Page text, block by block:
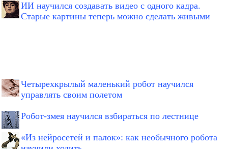
ИИ научился создавать видео с одного кадра.
Старые картины теперь можно сделать живыми
Четырехкрылый маленький робот научился
управлять своим полетом
Робот-змея научился взбираться по лестнице
«Из нейросетей и палок»: как необычного робота